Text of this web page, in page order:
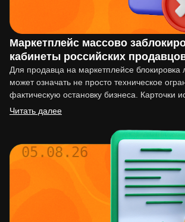
Маркетплейс массово
кабинеты российских
Для продавца на маркетплейсе блокировка
может означать не просто техническое
фактическую остановку бизнеса. Карточки
выдачи, реклама перестаёт работать,…
Читать далее
05.08.26